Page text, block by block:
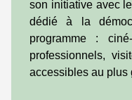
son initiative avec
dédié à la
programme :
professionnels,
accessibles au plus